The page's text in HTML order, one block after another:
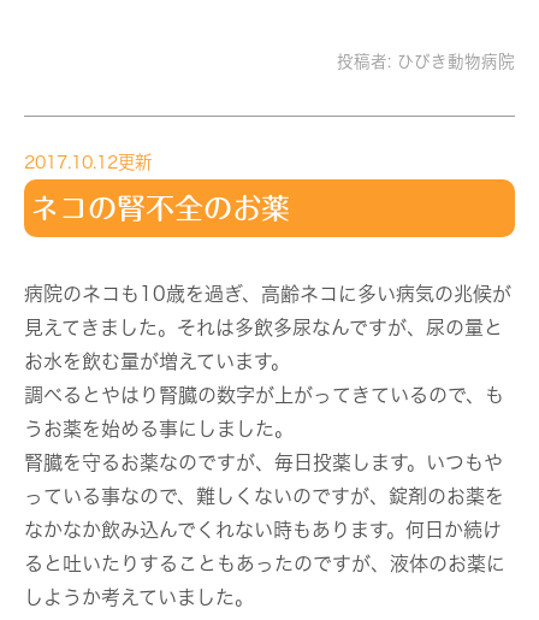
投稿者: ひびき動物病院
2017.10.12更新
ネコの腎不全のお薬
病院のネコも10歳を過ぎ、高齢ネコに多い病気の兆候が
見えてきました。それは多飲多尿なんですが、尿の量と
お水を飲む量が増えています。
調べるとやはり腎臓の数字が上がってきているので、も
うお薬を始める事にしました。
腎臓を守るお薬なのですが、毎日投薬します。いつもや
っている事なので、難しくないのですが、錠剤のお薬を
なかなか飲み込んでくれない時もあります。何日か続け
ると吐いたりすることもあったのですが、液体のお薬に
しようか考えていました。